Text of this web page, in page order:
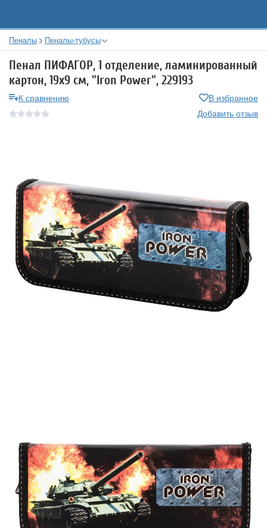
Пеналы Пеналы-тубусы
Пенал ПИФАГОР, 1 отделение, ламинированный
картон, 19х9 см, "Iron Power", 229193
К сравнению
В избранное
Добавить отзыв